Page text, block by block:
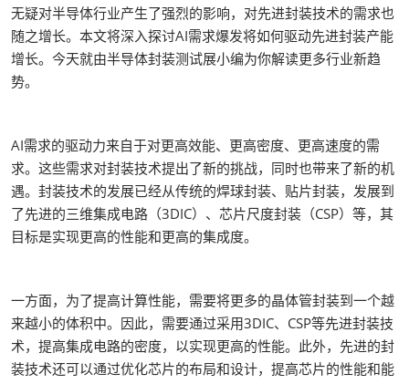
无疑对半导体行业产生了强烈的影响，对先进封装技术的需求也
随之增长。本文将深入探讨AI需求爆发将如何驱动先进封装产能
增长。今天就由半导体封装测试展小编为你解读更多行业新趋
势。
AI需求的驱动力来自于对更高效能、更高密度、更高速度的需
求。这些需求对封装技术提出了新的挑战，同时也带来了新的机
遇。封装技术的发展已经从传统的焊球封装、贴片封装，发展到
了先进的三维集成电路（3DIC）、芯片尺度封装（CSP）等，其
目标是实现更高的性能和更高的集成度。
一方面，为了提高计算性能，需要将更多的晶体管封装到一个越
来越小的体积中。因此，需要通过采用3DIC、CSP等先进封装技
术，提高集成电路的密度，以实现更高的性能。此外，先进的封
装技术还可以通过优化芯片的布局和设计，提高芯片的性能和能